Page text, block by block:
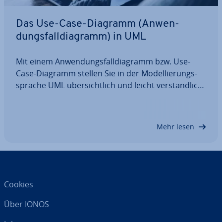
Das Use-Case-Diagramm (An­wen­
dungs­fall­dia­gramm) in UML
Mit einem An­wen­dungs­fall­dia­gramm bzw. Use-
Case-Diagramm stellen Sie in der Mo­del­lie­rungs­
spra­che UML über­sicht­lich und leicht ver­ständ­lich
Mehr lesen
Cookies
Über IONOS